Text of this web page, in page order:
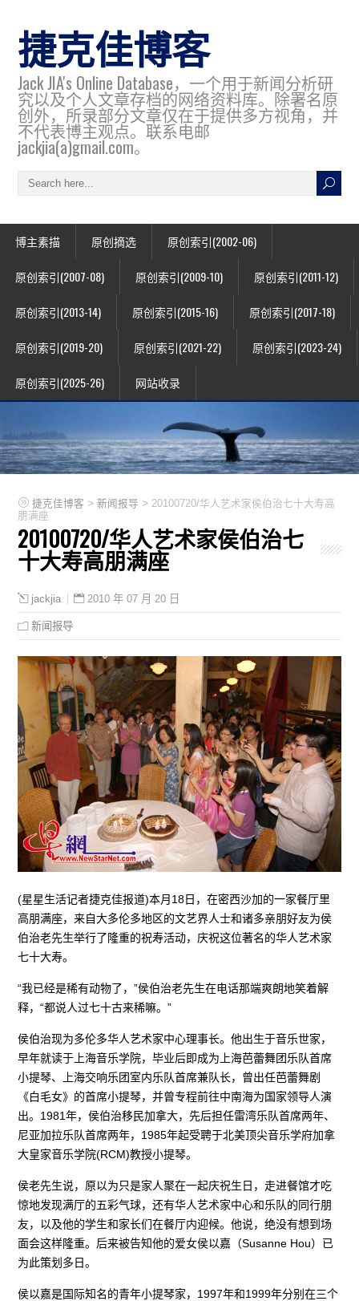
捷克佳博客
Jack JIA's Online Database，一个用于新闻分析研
究以及个人文章存档的网络资料库。除署名原
创外，所录部分文章仅在于提供多方视角，并
不代表博主观点。联系电邮
jackjia(a)gmail.com。
博主素描 原创摘选 原创索引(2002-06)
原创索引(2007-08) 原创索引(2009-10) 原创索引(2011-12)
原创索引(2013-14) 原创索引(2015-16) 原创索引(2017-18)
原创索引(2019-20) 原创索引(2021-22) 原创索引(2023-24)
原创索引(2025-26) 网站收录
捷克佳博客 >新闻报导 > 20100720/华人艺术家侯伯治七十大寿高
朋满座
20100720/华人艺术家侯伯治七
十大寿高朋满座
jackjia 2010 年 07 月 20 日
新闻报导
(星星生活记者捷克佳报道)本月18日，在密西沙加的一家餐厅里
高朋满座，来自大多伦多地区的文艺界人士和诸多亲朋好友为侯
伯治老先生举行了隆重的祝寿活动，庆祝这位著名的华人艺术家
七十大寿。
“我已经是稀有动物了，”侯伯治老先生在电话那端爽朗地笑着解
释，“都说人过七十古来稀嘛。”
侯伯治现为多伦多华人艺术家中心理事长。他出生于音乐世家，
早年就读于上海音乐学院，毕业后即成为上海芭蕾舞团乐队首席
小提琴、上海交响乐团室内乐队首席兼队长，曾出任芭蕾舞剧
《白毛女》的首席小提琴，并曾专程前往中南海为国家领导人演
出。1981年，侯伯治移民加拿大，先后担任雷湾乐队首席两年、
尼亚加拉乐队首席两年，1985年起受聘于北美顶尖音乐学府加拿
大皇家音乐学院(RCM)教授小提琴。
侯老先生说，原以为只是家人聚在一起庆祝生日，走进餐馆才吃
惊地发现满厅的五彩气球，还有华人艺术家中心和乐队的同行朋
友，以及他的学生和家长们在餐厅内迎候。他说，绝没有想到场
面会这样隆重。后来被告知他的爱女侯以嘉（Susanne Hou）已
为此策划多日。
侯以嘉是国际知名的青年小提琴家，1997年和1999年分别在三个